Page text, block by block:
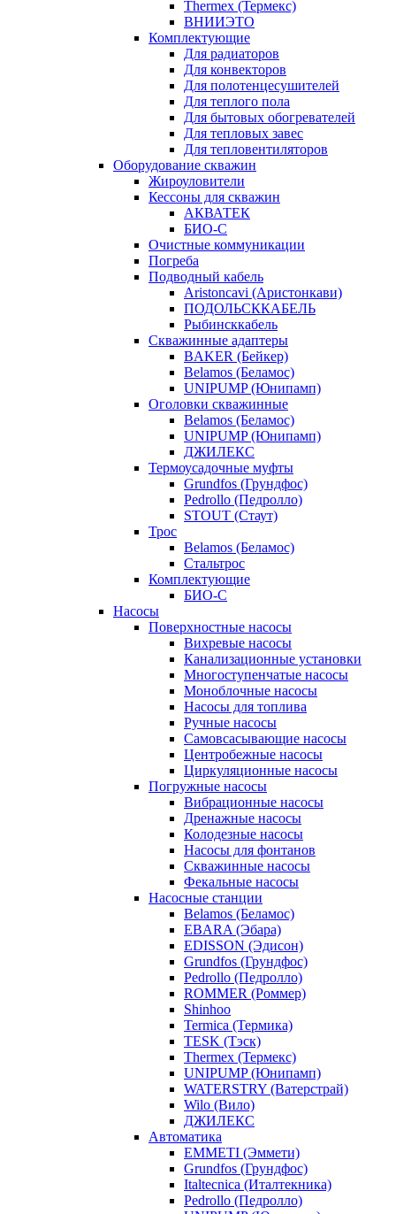
Thermex (Термекс)
ВНИИЭТО
Комплектующие
Для радиаторов
Для конвекторов
Для полотенцесушителей
Для теплого пола
Для бытовых обогревателей
Для тепловых завес
Для тепловентиляторов
Оборудование скважин
Жироуловители
Кессоны для скважин
АКВАТЕК
БИО-С
Очистные коммуникации
Погреба
Подводный кабель
Aristoncavi (Аристонкави)
ПОДОЛЬСККАБЕЛЬ
Рыбинсккабель
Скважинные адаптеры
BAKER (Бейкер)
Belamos (Беламос)
UNIPUMP (Юнипамп)
Оголовки скважинные
Belamos (Беламос)
UNIPUMP (Юнипамп)
ДЖИЛЕКС
Термоусадочные муфты
Grundfos (Грундфос)
Pedrollo (Педролло)
STOUT (Стаут)
Трос
Belamos (Беламос)
Стальтрос
Комплектующие
БИО-С
Насосы
Поверхностные насосы
Вихревые насосы
Канализационные установки
Многоступенчатые насосы
Моноблочные насосы
Насосы для топлива
Ручные насосы
Самовсасывающие насосы
Центробежные насосы
Циркуляционные насосы
Погружные насосы
Вибрационные насосы
Дренажные насосы
Колодезные насосы
Насосы для фонтанов
Скважинные насосы
Фекальные насосы
Насосные станции
Belamos (Беламос)
EBARA (Эбара)
EDISSON (Эдисон)
Grundfos (Грундфос)
Pedrollo (Педролло)
ROMMER (Роммер)
Shinhoo
Termica (Термика)
TESK (Тэск)
Thermex (Термекс)
UNIPUMP (Юнипамп)
WATERSTRY (Ватерстрай)
Wilo (Вило)
ДЖИЛЕКС
Автоматика
EMMETI (Эммети)
Grundfos (Грундфос)
Italtecnica (Италтекника)
Pedrollo (Педролло)